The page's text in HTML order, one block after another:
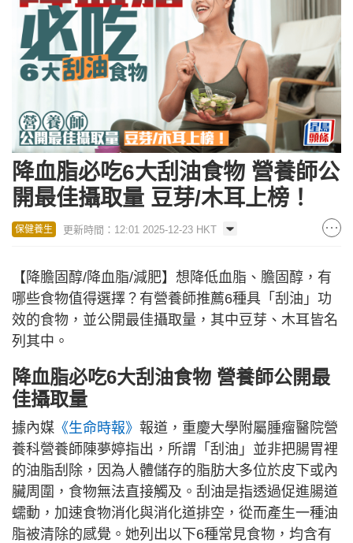
降血脂必吃6大刮油食物 營養師公
開最佳攝取量 豆芽/木耳上榜！
保健養生 更新時間：12:01 2025-12-23 HKT
【降膽固醇/降血脂/減肥】想降低血脂、膽固醇，有
哪些食物值得選擇？有營養師推薦6種具「刮油」功
效的食物，並公開最佳攝取量，其中豆芽、木耳皆名
列其中。
降血脂必吃6大刮油食物 營養師公開最
佳攝取量
據內媒 《生命時報》 報道，重慶大學附屬腫瘤醫院營
養科營養師陳夢婷指出，所謂「刮油」並非把腸胃裡
的油脂刮除，因為人體儲存的脂肪大多位於皮下或內
臟周圍，食物無法直接觸及。刮油是指透過促進腸道
蠕動，加速食物消化與消化道排空，從而產生一種油
脂被清除的感覺。她列出以下6種常見食物，均含有